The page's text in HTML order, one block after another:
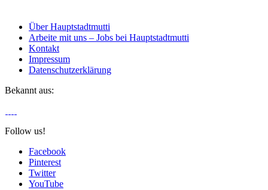
Über Hauptstadtmutti
Arbeite mit uns – Jobs bei Hauptstadtmutti
Kontakt
Impressum
Datenschutzerklärung
Bekannt aus:
Follow us!
Facebook
Pinterest
Twitter
YouTube